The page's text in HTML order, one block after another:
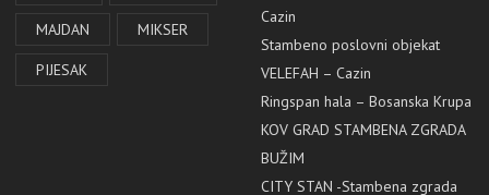
MAJDAN MIKSER
PIJESAK
Cazin
Stambeno poslovni objekat
VELEFAH – Cazin
Ringspan hala – Bosanska Krupa
KOV GRAD STAMBENA ZGRADA
BUŽIM
CITY STAN -Stambena zgrada